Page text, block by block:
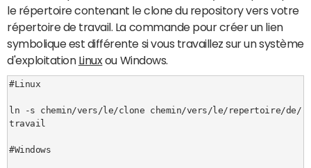
le répertoire contenant le clone du repository vers votre
répertoire de travail. La commande pour créer un lien
symbolique est différente si vous travaillez sur un système
d'exploitation Linuxou Windows.
#Linux
ln -s chemin/vers/le/clone chemin/vers/le/repertoire/de/
travail
#Windows